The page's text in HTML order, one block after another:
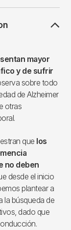
mayor
y de sufrir
sobre todo
de Alzheimer
otras
que los
no deben
desde el inicio
plantear a
la búsqueda de
dado que